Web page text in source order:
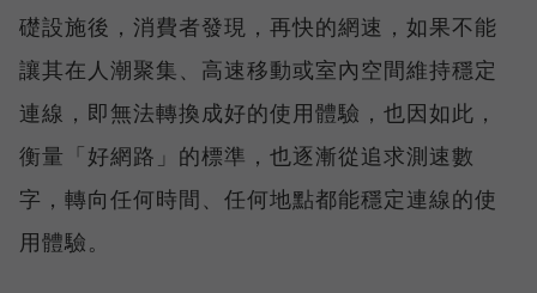
礎設施後，消費者發現，再快的網速，如果不能
讓其在人潮聚集、高速移動或室內空間維持穩定
連線，即無法轉換成好的使用體驗，也因如此，
衡量「好網路」的標準，也逐漸從追求測速數
字，轉向任何時間、任何地點都能穩定連線的使
用體驗。